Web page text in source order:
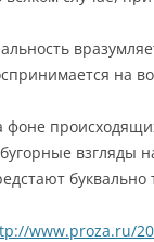
на
фоне
взгляды
буквально
www.proza.ru/